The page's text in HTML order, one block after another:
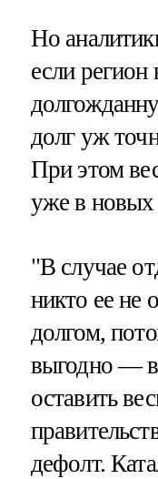
Но
если регион
долг уж
При этом
уже в новых
"В случае
никто ее не
долгом,
выгодно —
оставить
дефолт.